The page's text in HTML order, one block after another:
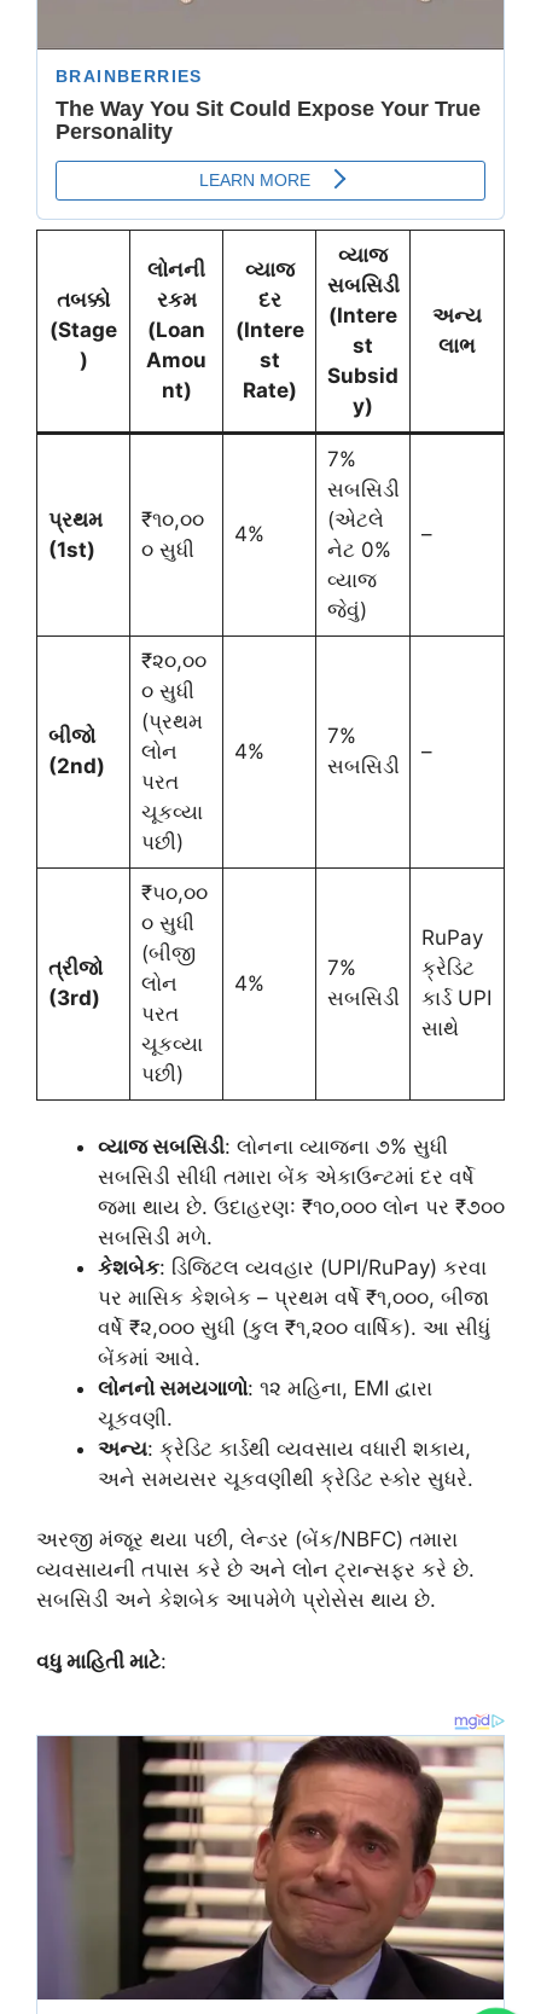
તબક્કો
(Stage
)
લોનની
રકમ
(Loan
Amou
nt)
વ્યાજ
દર
(Intere
st
Rate)
વ્યાજ
સબસિડી
(Intere
st
Subsid
y)
અન્ય
લાભ
પ્રથમ
(1st)
₹૧૦,૦૦
૦ સુધી
4%
7%
સબસિડી
(એટલે
નેટ 0%
વ્યાજ
જેવું)
–
બીજો
(2nd)
₹૨૦,૦૦
૦ સુધી
(પ્રથમ
લોન
પરત
ચૂકવ્યા
પછી)
4%
7%
સબસિડી
–
ત્રીજો
(3rd)
₹૫૦,૦૦
૦ સુધી
(બીજી
લોન
પરત
ચૂકવ્યા
પછી)
4%
7%
સબસિડી
RuPay
ક્રેડિટ
કાર્ડ UPI
સાથે
વ્યાજ સબસિડી: લોનના વ્યાજના ૭% સુધી
સબસિડી સીધી તમારા બેંક એકાઉન્ટમાં દર વર્ષે
જમા થાય છે. ઉદાહરણ: ₹૧૦,૦૦૦ લોન પર ₹૭૦૦
સબસિડી મળે.
કેશબેક: ડિજિટલ વ્યવહાર (UPI/RuPay) કરવા
પર માસિક કેશબેક – પ્રથમ વર્ષે ₹૧,૦૦૦, બીજા
વર્ષે ₹૨,૦૦૦ સુધી (કુલ ₹૧,૨૦૦ વાર્ષિક). આ સીધું
બેંકમાં આવે.
લોનનો સમયગાળો: ૧૨ મહિના, EMI દ્વારા
ચૂકવણી.
અન્ય: ક્રેડિટ કાર્ડથી વ્યવસાય વધારી શકાય,
અને સમયસર ચૂકવણીથી ક્રેડિટ સ્કોર સુધરે.
અરજી મંજૂર થયા પછી, લેન્ડર (બેંક/NBFC) તમારા
વ્યવસાયની તપાસ કરે છે અને લોન ટ્રાન્સફર કરે છે.
સબસિડી અને કેશબેક આપમેળે પ્રોસેસ થાય છે.
વધુ માહિતી માટે: